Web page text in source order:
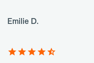
Emilie D.